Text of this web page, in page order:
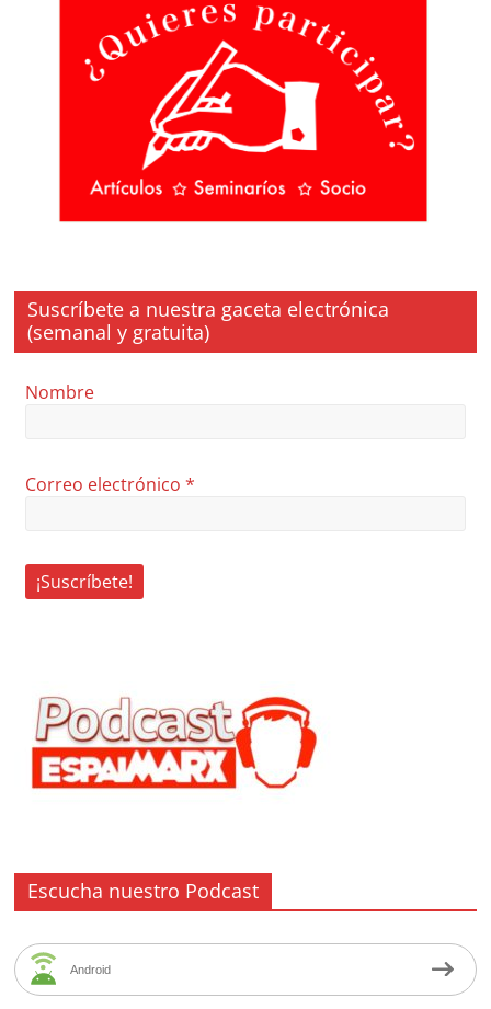
Suscríbete a nuestra gaceta electrónica
(semanal y gratuita)
Nombre
Correo electrónico*
Escucha nuestro Podcast
Android